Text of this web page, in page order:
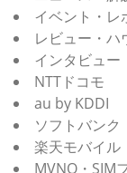
イベント・レ
レビュー・ハ
インタビュー
NTTドコモ
au by KDDI
ソフトバンク
楽天モバイル
MVNO・SIM